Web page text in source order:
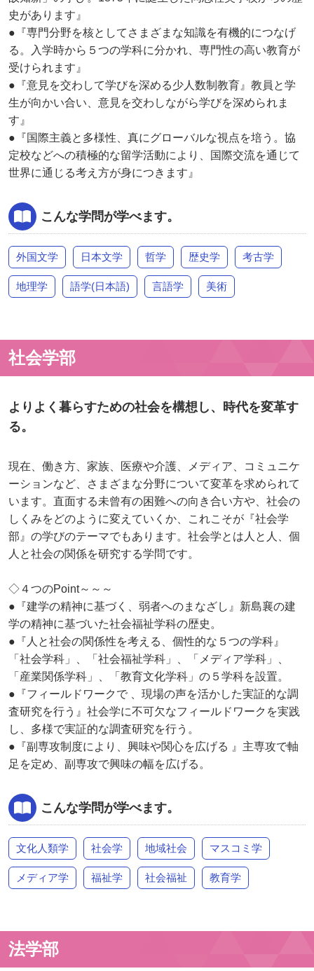
史があります』
●『専門分野を核としてさまざまな知識を有機的につなげ
る。入学時から５つの学科に分かれ、専門性の高い教育が
受けられます』
●『意見を交わして学びを深める少人数制教育』教員と学
生が向かい合い、意見を交わしながら学びを深められま
す』
●『国際主義と多様性、真にグローバルな視点を培う。協
定校などへの積極的な留学活動により、国際交流を通じて
世界に通じる考え方が身につきます』
こんな学問が学べます。
外国文学 日本文学 哲学 歴史学 考古学
地理学 語学(日本語) 言語学 美術
社会学部
よりよく暮らすための社会を構想し、時代を変革す
る。
現在、働き方、家族、医療や介護、メディア、コミュニケ
ーションなど、さまざまな分野について変革を求められて
います。直面する未曾有の困難への向き合い方や、社会の
しくみをどのように変えていくか、これこそが『社会学
部』の学びのテーマでもあります。社会学とは人と人、個
人と社会の関係を研究する学問です。
◇４つのPoint～～～
●『建学の精神に基づく、弱者へのまなざし』新島襄の建
学の精神に基づいた社会福祉学科の歴史。
●『人と社会の関係性を考える、個性的な５つの学科』
「社会学科」、「社会福祉学科」、「メディア学科」、
「産業関係学科」、「教育文化学科」の５学科を設置。
●『フィールドワークで 、現場の声を活かした実証的な調
査研究を行う』社会学に不可欠なフィールドワークを実践
し、多様で実証的な調査研究を行う。
●『副専攻制度により、興味や関心を広げる 』主専攻で軸
足を定め、副専攻で興味の幅を広げる。
こんな学問が学べます。
文化人類学 社会学 地域社会 マスコミ学
メディア学 福祉学 社会福祉 教育学
法学部